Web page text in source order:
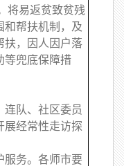
将易返贫致贫残
和帮扶机制，及
扶，因人因户落
等兜底保障措
队、社区委员
展经常性走访探
务。各师市要